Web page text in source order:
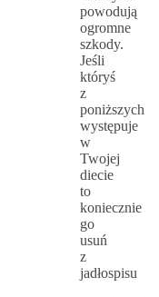
powodują
ogromne
szkody.
Jeśli
któryś
z
poniższych
występuje
w
Twojej
diecie
to
koniecznie
go
usuń
z
jadłospisu